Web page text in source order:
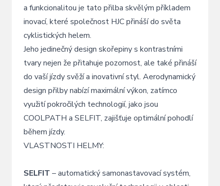
a funkcionalitou je tato přilba skvělým příkladem
inovací, které společnost HJC přináší do světa
cyklistických helem.
Jeho jedinečný design skořepiny s kontrastními
tvary nejen že přitahuje pozornost, ale také přináší
do vaší jízdy svěží a inovativní styl. Aerodynamický
design přilby nabízí maximální výkon, zatímco
využití pokročilých technologií, jako jsou
COOLPATH a SELFIT, zajišťuje optimální pohodlí
během jízdy.
VLASTNOSTI HELMY:
SELFIT – automatický samonastavovací systém,